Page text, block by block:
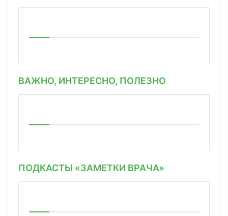
ВАЖНО, ИНТЕРЕСНО, ПОЛЕЗНО
ПОДКАСТЫ «ЗАМЕТКИ ВРАЧА»